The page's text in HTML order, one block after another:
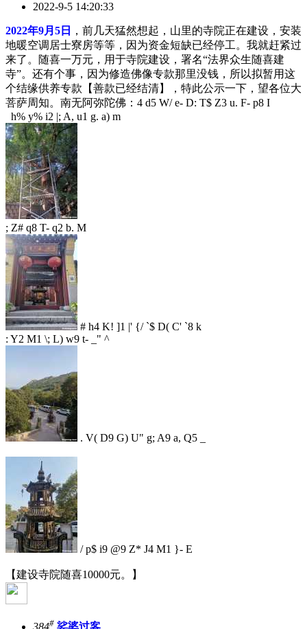
2022-9-5 14:20:33
2022年9月5日
，前几天猛然想起，山里的寺院正在建设，安装
地暖空调居士寮房等等，因为资金短缺已经停工。我就赶紧过
来了。随喜一万元，用于寺院建设，署名“法界众生随喜建
寺”。还有个事，因为修造佛像专款那里没钱，所以拟暂用这
个结缘供养专款【善款已经结清】，特此公示一下，望各位大
菩萨周知。南无阿弥陀佛： 4 d5 W/ e- D: T$ Z3 u. F- p8 I
h% y% i2 |; A, u1 g. a) m
; Z# q8 T- q2 b. M
# h4 K! ]1 |' {/ `$ D( C' `8 k
: Y2 M1 \; L) w9 t- _" ^
. V( D9 G) U" g; A9 a, Q5 _
/ p$ i9 @9 Z* J4 M1 }- E
【建设寺院随喜10000元。】
#